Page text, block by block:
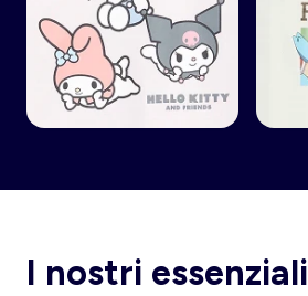
I nostri essenziali